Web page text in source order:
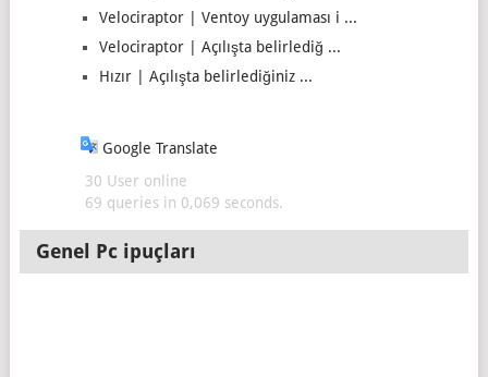
Velociraptor | Ventoy uygulaması i ...
Velociraptor | Açılışta belirlediğ ...
Hızır | Açılışta belirlediğiniz ...
Google Translate
30 User online
69 queries in 0,069 seconds.
Genel Pc ipuçları